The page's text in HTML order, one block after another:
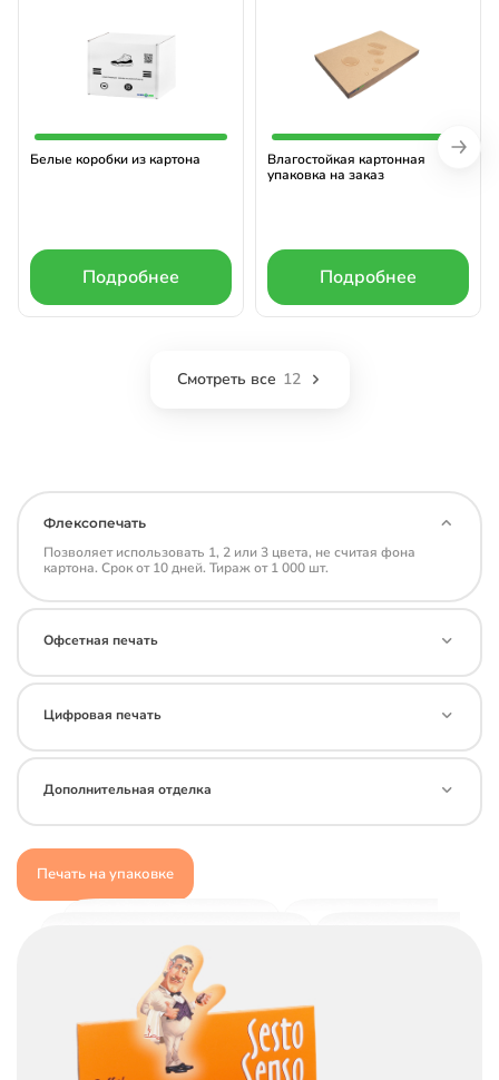
Белые коробки из картона
Подробнее
Влагостойкая картонная
упаковка на заказ
Подробнее
Смотреть все 12
Флексопечать
Позволяет использовать 1, 2 или 3 цвета, не считая фона
картона. Срок от 10 дней. Тираж от 1 000 шт.
Офсетная печать
Цифровая печать
Дополнительная отделка
Печать на упаковке